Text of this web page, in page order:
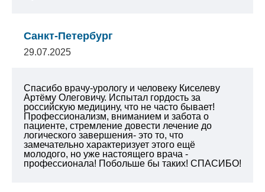
Санкт-Петербург
29.07.2025
Спасибо врачу-урологу и человеку Киселеву
Артёму Олеговичу. Испытал гордость за
российскую медицину, что не часто бывает!
Профессионализм, вниманием и забота о
пациенте, стремление довести лечение до
логического завершения- это то, что
замечательно характеризует этого ещё
молодого, но уже настоящего врача -
профессионала! Побольше бы таких! СПАСИБО!